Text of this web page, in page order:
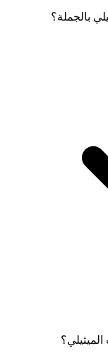
بالجملة؟